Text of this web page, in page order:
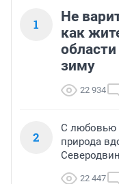
1
Не
как
области
зиму
22 934
2
С любовью
природа
22 447